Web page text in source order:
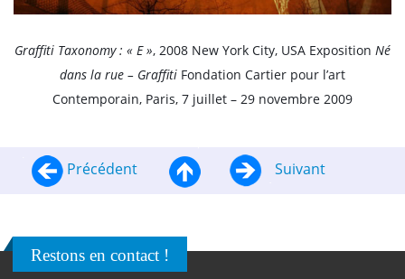
Graffiti Taxonomy : « E », 2008 New York City, USA Exposition Né
dans la rue – Graffiti Fondation Cartier pour l’art
Contemporain, Paris, 7 juillet – 29 novembre 2009
Précédent Suivant
Restons en contact !